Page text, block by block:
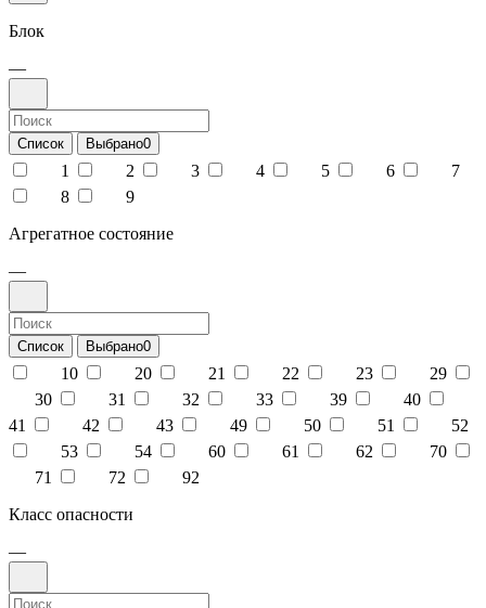
Блок
—
Список Выбрано0
1 2 3 4 5 6
7
8
9
Агрегатное состояние
—
Список Выбрано0
10 20 21 22 23
29
30
31 32 33 39
40
41
42 43 49 50 51
52
53
54 60 61 62
70
71
72
92
Класс опасности
—